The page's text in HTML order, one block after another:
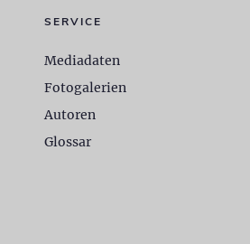
SERVICE
Mediadaten
Fotogalerien
Autoren
Glossar